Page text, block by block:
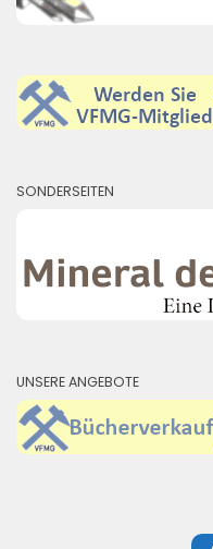
SONDERSEITEN
UNSERE ANGEBOTE